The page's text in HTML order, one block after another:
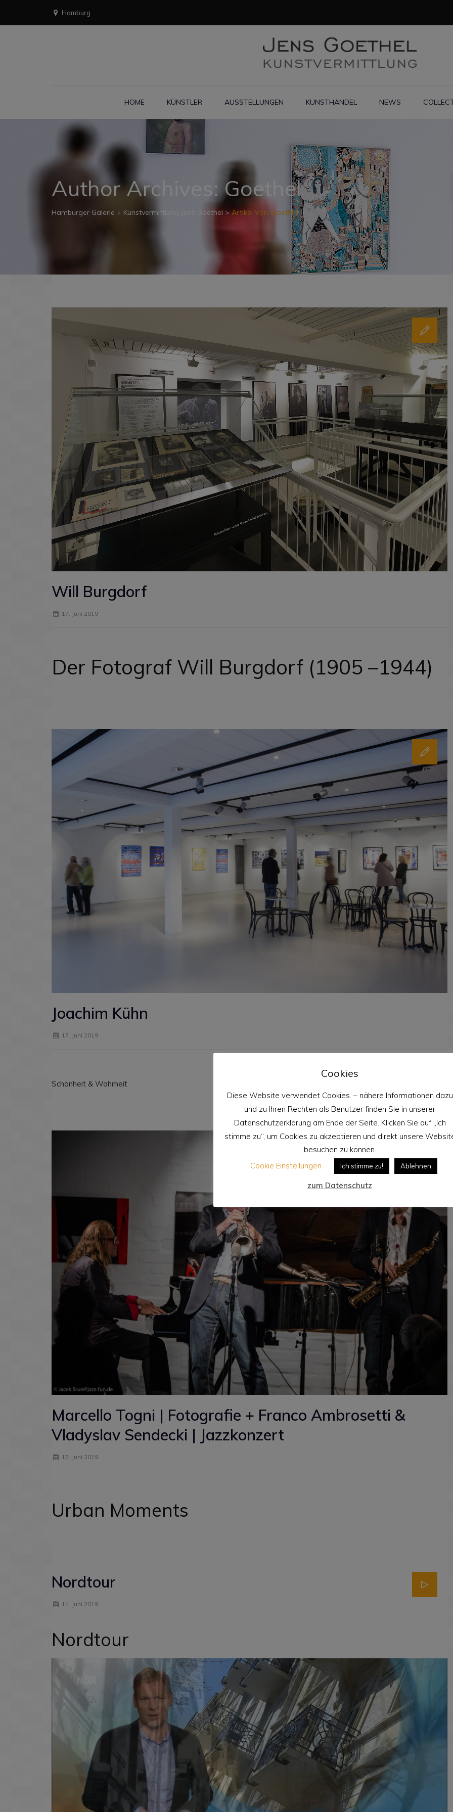
Hamburg
HOME KÜNSTLER AUSSTELLUNGEN KUNSTHANDEL NEWS
Author Archives:Goethel
Hamburger Galerie + Kunstvermittlung Jens Goethel>Artikel Von: Goethel
Will Burgdorf
17. Juni 2019
Der Fotograf Will Burgdorf (1905 –1944)
Joachim Kühn
17. Juni 2019
Schönheit & Wahrheit
Marcello Togni | Fotografie + Franco Ambrosetti &
Vladyslav Sendecki | Jazzkonzert
17. Juni 2019
Urban Moments
Nordtour
14. Juni 2019
Nordtour
Cookies
Diese Website verwendet Cookies. – nähere Informationen dazu
und zu Ihren Rechten als Benutzer finden Sie in unserer
Datenschutzerklärung am Ende der Seite. Klicken Sie auf „Ich
stimme zu“, um Cookies zu akzeptieren und direkt unsere
besuchen zu können.
Cookie Einstellungen
Ich stimme zu! Ablehnen
zum Datenschutz